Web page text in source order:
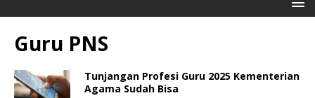
Guru PNS
Tunjangan Profesi Guru 2025 Kementerian
Agama Sudah Bisa